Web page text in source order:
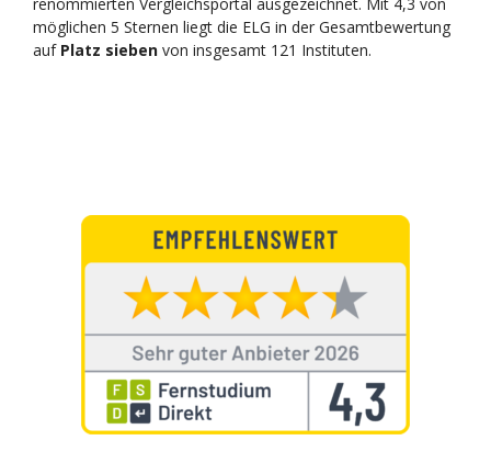
möglichen 5 Sternen liegt die ELG in der Gesamtbewertung
auf Platz sieben von insgesamt 121 Instituten.